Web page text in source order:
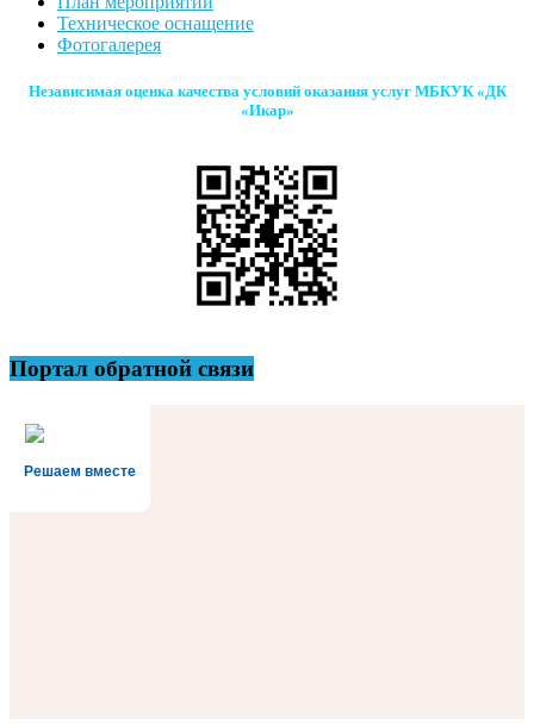
Техническое оснащение
Фотогалерея
Независимая оценка качества условий оказания услуг МБКУК «ДК
«Икар»
Портал обратной связи
Решаем вместе